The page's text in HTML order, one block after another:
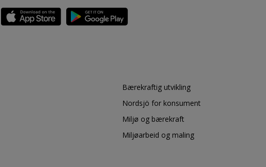
Bærekraftig utvikling
Nordsjö for konsument
Miljø og bærekraft
Miljøarbeid og maling